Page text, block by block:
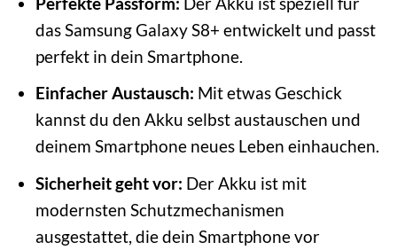
das Samsung Galaxy S8+ entwickelt und passt
perfekt in dein Smartphone.
Einfacher Austausch: Mit etwas Geschick
kannst du den Akku selbst austauschen und
deinem Smartphone neues Leben einhauchen.
Sicherheit geht vor: Der Akku ist mit
modernsten Schutzmechanismen
ausgestattet, die dein Smartphone vor